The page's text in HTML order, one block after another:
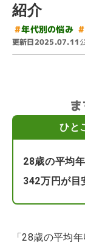
紹介
#年代別の悩み #
更新日2025.07.11
ひと
28歳の平均
342万円が目
「28歳の平均